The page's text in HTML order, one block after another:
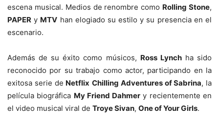
escena musical. Medios de renombre como Rolling Stone,
PAPER y MTV han elogiado su estilo y su presencia en el
escenario.
Además de su éxito como músicos, Ross Lynchha sido
reconocido por su trabajo como actor, participando en la
exitosa serie de Netflix Chilling Adventures of Sabrina, la
película biográfica My Friend Dahmer y recientemente en
el video musical viral de Troye Sivan, One of Your Girls.